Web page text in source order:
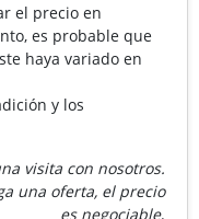
el precio en
es probable que
haya variado en
y los
visita con nosotros.
una oferta, el precio
es negociable.